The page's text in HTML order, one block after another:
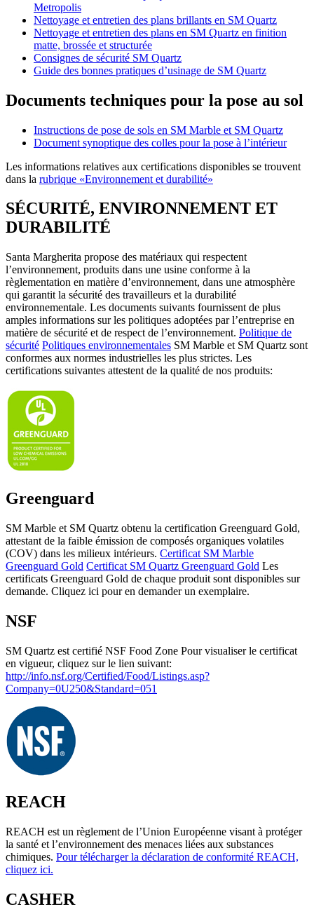
Metropolis
Nettoyage et entretien des plans brillants en SM Quartz
Nettoyage et entretien des plans en SM Quartz en finition
matte, brossée et structurée
Consignes de sécurité SM Quartz
Guide des bonnes pratiques d’usinage de SM Quartz
Documents techniques pour la pose au sol
Instructions de pose de sols en SM Marble et SM Quartz
Document synoptique des colles pour la pose à l’intérieur
Les informations relatives aux certifications disponibles se trouvent
dans la rubrique «Environnement et durabilité»
SÉCURITÉ, ENVIRONNEMENT ET
DURABILITÉ
Santa Margherita propose des matériaux qui respectent
l’environnement, produits dans une usine conforme à la
règlementation en matière d’environnement, dans une atmosphère
qui garantit la sécurité des travailleurs et la durabilité
environnementale. Les documents suivants fournissent de plus
amples informations sur les politiques adoptées par l’entreprise en
matière de sécurité et de respect de l’environnement. Politique de
sécurité Politiques environnementales SM Marble et SM Quartz sont
conformes aux normes industrielles les plus strictes. Les
certifications suivantes attestent de la qualité de nos produits:
Greenguard
SM Marble et SM Quartz obtenu la certification Greenguard Gold,
attestant de la faible émission de composés organiques volatiles
(COV) dans les milieux intérieurs. Certificat SM Marble
Greenguard Gold Certificat SM Quartz Greenguard Gold Les
certificats Greenguard Gold de chaque produit sont disponibles sur
demande. Cliquez ici pour en demander un exemplaire.
NSF
SM Quartz est certifié NSF Food Zone Pour visualiser le certificat
en vigueur, cliquez sur le lien suivant:
http://info.nsf.org/Certified/Food/Listings.asp?
Company=0U250&Standard=051
REACH
REACH est un règlement de l’Union Européenne visant à protéger
la santé et l’environnement des menaces liées aux substances
chimiques. Pour télécharger la déclaration de conformité REACH,
cliquez ici.
CASHER